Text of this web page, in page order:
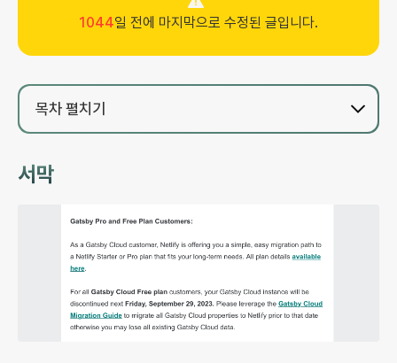
1044일 전에 마지막으로 수정된 글입니다.
목차 펼치기
서막